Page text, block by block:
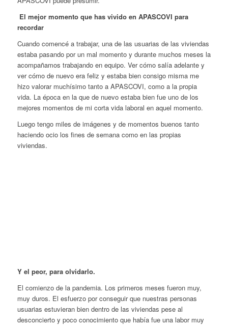
El mejor momento que has vivido en APASCOVI para
recordar
Cuando comencé a trabajar, una de las usuarias de las viviendas
estaba pasando por un mal momento y durante muchos meses la
acompañamos trabajando en equipo. Ver cómo salía adelante y
ver cómo de nuevo era feliz y estaba bien consigo misma me
hizo valorar muchísimo tanto a APASCOVI, como a la propia
vida. La época en la que de nuevo estaba bien fue uno de los
mejores momentos de mi corta vida laboral en aquel momento.
Luego tengo miles de imágenes y de momentos buenos tanto
haciendo ocio los fines de semana como en las propias
viviendas.
Y el peor, para olvidarlo.
El comienzo de la pandemia. Los primeros meses fueron muy,
muy duros. El esfuerzo por conseguir que nuestras personas
usuarias estuvieran bien dentro de las viviendas pese al
desconcierto y poco conocimiento que había fue una labor muy